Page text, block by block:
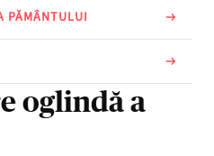
PĂMÂNTULUI
oglindă a